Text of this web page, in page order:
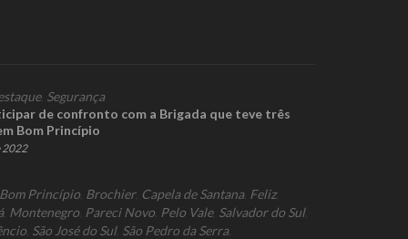
, Segurança
de confronto com a Brigada que teve três
Bom Princípio
2022
Bom Princípio Brochier, Capela de Santana, Feliz,
, Montenegro Pareci Novo Pelo Vale, Salvador do Sul,
São José do Sul, São Pedro da Serra,